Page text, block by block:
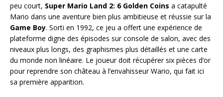
peu court, Super Mario Land 2: 6 Golden Coins a catapulté
Mario dans une aventure bien plus ambitieuse et réussie sur la
Game Boy. Sorti en 1992, ce jeu a offert une expérience de
plateforme digne des épisodes sur console de salon, avec des
niveaux plus longs, des graphismes plus détaillés et une carte
du monde non linéaire. Le joueur doit récupérer six pièces d’or
pour reprendre son château à l’envahisseur Wario, qui fait ici
sa première apparition.